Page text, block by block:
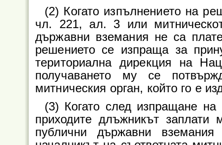
(2) Когато изпълнението на
чл. 221, ал. 3 или
държавни вземания не са
решението се изпраща за
териториална дирекция на
получаването му се
митническия орган, който го е
(3) Когато след изпращане
приходите длъжникът заплати
публични държавни